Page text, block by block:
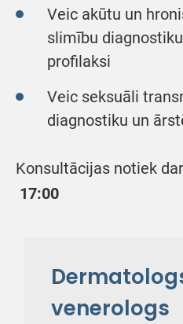
Veic akūtu un
slimību
profilaksi
Veic seksuāli
diagnostiku un
Konsultācijas notiek
17:00
venerologs